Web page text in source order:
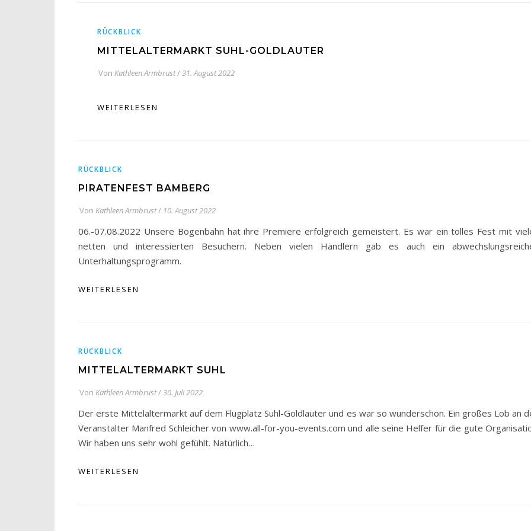
RÜCKBLICK
MITTELALTERMARKT SUHL-GOLDLAUTER
Von Kathleen Armbrust/31. August 2022
WEITERLESEN
RÜCKBLICK
PIRATENFEST BAMBERG
Von Kathleen Armbrust/ 10. August 2022
06.-07.08.2022 Unsere Bogenbahn hat ihre Premiere erfolgreich gemeistert. Es war ein tolles Fest mit
netten und interessierten Besuchern. Neben vielen Händlern gab es auch ein
Unterhaltungsprogramm.
WEITERLESEN
RÜCKBLICK
MITTELALTERMARKT SUHL
Von Kathleen Armbrust/30. Juli 2022
Der erste Mittelaltermarkt auf dem Flugplatz Suhl-Goldlauter und es war so wunderschön. Ein großes Lob an
Veranstalter Manfred Schleicher von www.all-for-you-events.com und alle seine Helfer für die gute
Wir haben uns sehr wohl gefühlt. Natürlich…
WEITERLESEN